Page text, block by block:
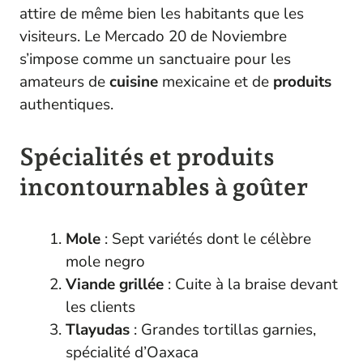
attire de même bien les habitants que les
visiteurs. Le Mercado 20 de Noviembre
s’impose comme un sanctuaire pour les
amateurs decuisine mexicaine et de produits
authentiques.
Spécialités et produits
incontournables à goûter
Mole : Sept variétés dont le célèbre
mole negro
Viande grillée : Cuite à la braise devant
les clients
Tlayudas : Grandes tortillas garnies,
spécialité d’Oaxaca